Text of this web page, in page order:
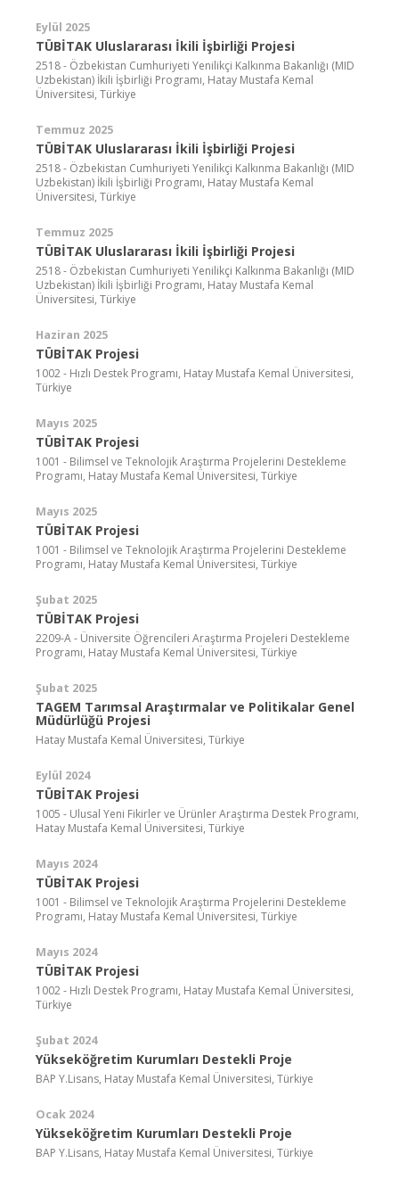
Eylül 2025
TÜBİTAK Uluslararası İkili İşbirliği Projesi
2518 - Özbekistan Cumhuriyeti Yenilikçi Kalkınma Bakanlığı (MID
Uzbekistan) İkili İşbirliği Programı, Hatay Mustafa Kemal
Üniversitesi, Türkiye
Temmuz 2025
TÜBİTAK Uluslararası İkili İşbirliği Projesi
2518 - Özbekistan Cumhuriyeti Yenilikçi Kalkınma Bakanlığı (MID
Uzbekistan) İkili İşbirliği Programı, Hatay Mustafa Kemal
Üniversitesi, Türkiye
Temmuz 2025
TÜBİTAK Uluslararası İkili İşbirliği Projesi
2518 - Özbekistan Cumhuriyeti Yenilikçi Kalkınma Bakanlığı (MID
Uzbekistan) İkili İşbirliği Programı, Hatay Mustafa Kemal
Üniversitesi, Türkiye
Haziran 2025
TÜBİTAK Projesi
1002 - Hızlı Destek Programı, Hatay Mustafa Kemal Üniversitesi,
Türkiye
Mayıs 2025
TÜBİTAK Projesi
1001 - Bilimsel ve Teknolojik Araştırma Projelerini Destekleme
Programı, Hatay Mustafa Kemal Üniversitesi, Türkiye
Mayıs 2025
TÜBİTAK Projesi
1001 - Bilimsel ve Teknolojik Araştırma Projelerini Destekleme
Programı, Hatay Mustafa Kemal Üniversitesi, Türkiye
Şubat 2025
TÜBİTAK Projesi
2209-A - Üniversite Öğrencileri Araştırma Projeleri Destekleme
Programı, Hatay Mustafa Kemal Üniversitesi, Türkiye
Şubat 2025
TAGEM Tarımsal Araştırmalar ve Politikalar Genel
Müdürlüğü Projesi
Hatay Mustafa Kemal Üniversitesi, Türkiye
Eylül 2024
TÜBİTAK Projesi
1005 - Ulusal Yeni Fikirler ve Ürünler Araştırma Destek Programı,
Hatay Mustafa Kemal Üniversitesi, Türkiye
Mayıs 2024
TÜBİTAK Projesi
1001 - Bilimsel ve Teknolojik Araştırma Projelerini Destekleme
Programı, Hatay Mustafa Kemal Üniversitesi, Türkiye
Mayıs 2024
TÜBİTAK Projesi
1002 - Hızlı Destek Programı, Hatay Mustafa Kemal Üniversitesi,
Türkiye
Şubat 2024
Yükseköğretim Kurumları Destekli Proje
BAP Y.Lisans, Hatay Mustafa Kemal Üniversitesi, Türkiye
Ocak 2024
Yükseköğretim Kurumları Destekli Proje
BAP Y.Lisans, Hatay Mustafa Kemal Üniversitesi, Türkiye